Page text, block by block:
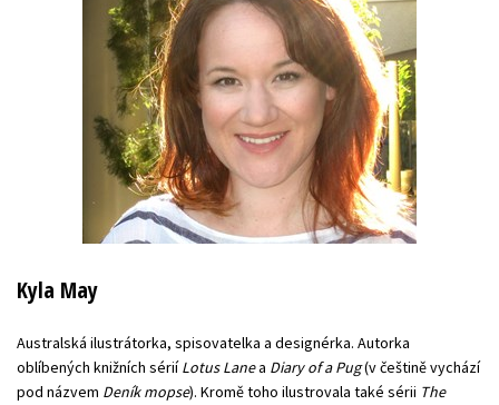
Kyla May
Australská ilustrátorka, spisovatelka a designérka. Autorka
oblíbených knižních sériíLotus Lanea Diary of a Pug(v češtině vychází
pod názvem Deník mopse). Kromě toho ilustrovala také sérii The